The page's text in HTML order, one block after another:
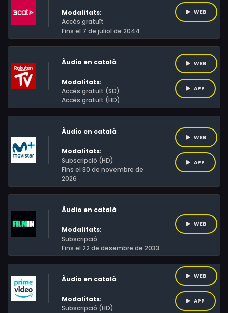
Modalitats:
Accés gratuït
Fins el 7 de juliol de 2044
WEB
Àudio en català
Modalitats:
Accés gratuït (SD)
Accés gratuït (HD)
WEB
APP
Àudio en català
Modalitats:
Subscripció (HD)
Fins el 30 de novembre de
2026
WEB
APP
Àudio en català
Modalitats:
Subscripció
Fins el 22 de desembre de 2033
WEB
Àudio en català
Modalitats:
Subscripció (HD)
WEB
APP